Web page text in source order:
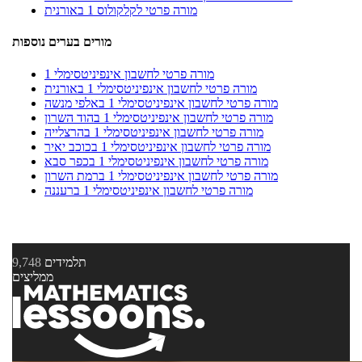
מורה פרטי לקלקולוס 1 באורנית
מורים בערים נוספות
מורה פרטי לחשבון אינפיניטסימלי 1
מורה פרטי לחשבון אינפיניטסימלי 1 באורנית
מורה פרטי לחשבון אינפיניטסימלי 1 באלפי מנשה
מורה פרטי לחשבון אינפיניטסימלי 1 בהוד השרון
מורה פרטי לחשבון אינפיניטסימלי 1 בהרצלייה
מורה פרטי לחשבון אינפיניטסימלי 1 בכוכב יאיר
מורה פרטי לחשבון אינפיניטסימלי 1 בכפר סבא
מורה פרטי לחשבון אינפיניטסימלי 1 ברמת השרון
מורה פרטי לחשבון אינפיניטסימלי 1 ברעננה
9,748 תלמידים
ממליצים